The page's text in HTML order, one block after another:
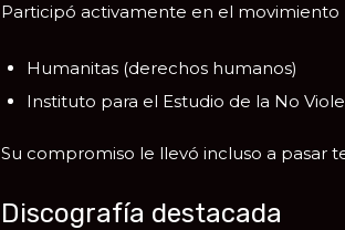
Participó activamente en el
Humanitas (derechos humanos)
Instituto para el Estudio de la No
Su compromiso le llevó incluso a pasar
Discografía destacada